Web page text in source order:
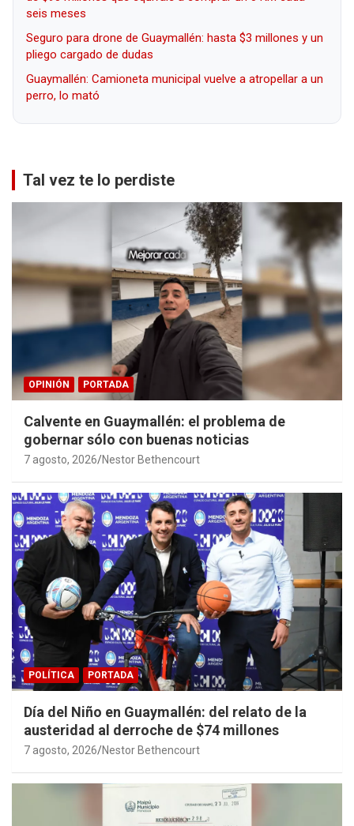
seis meses
Seguro para drone de Guaymallén: hasta $3 millones y un
pliego cargado de dudas
Guaymallén: Camioneta municipal vuelve a atropellar a un
perro, lo mató
Tal vez te lo perdiste
OPINIÓN PORTADA
Calvente en Guaymallén: el problema de
gobernar sólo con buenas noticias
7 agosto, 2026 Nestor Bethencourt
POLÍTICA PORTADA
Día del Niño en Guaymallén: del relato de la
austeridad al derroche de $74 millones
7 agosto, 2026 Nestor Bethencourt